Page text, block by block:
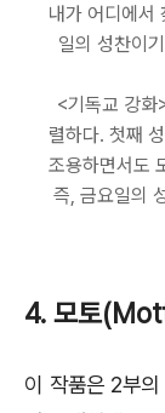
내가 어디에서
일의 성찬이
<기독교 강화
렬하다. 첫째
조용하면서도
즉, 금요일의
4. 모토
이 작품은 2부